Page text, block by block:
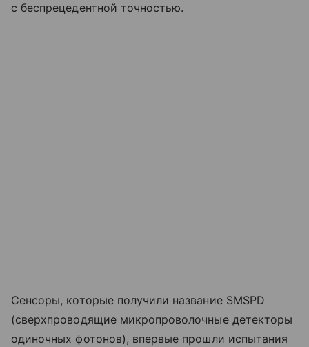
с беспрецедентной точностью.
Сенсоры, которые получили название SMSPD
(сверхпроводящие микропроволочные детекторы
одиночных фотонов), впервые прошли испытания